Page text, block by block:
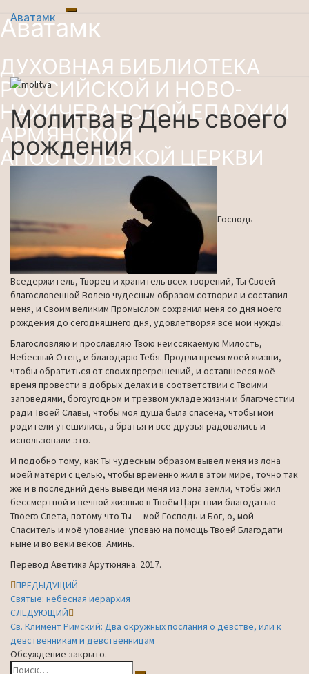
Перейти
к
Toggle
navigation
Аватамк
Аватамк
ДУХОВНАЯ БИБЛИОТЕКА
РОССИЙСКОЙ И НОВО-
НАХИЧЕВАНСКОЙ ЕПАРХИИ
АРМЯНСКОЙ
АПОСТОЛЬСКОЙ ЦЕРКВИ
Молитва
День
своего
рождения
Молитва в День своего
рождения
Господь
Вседержитель, Творец и хранитель всех творений, Ты Своей
благословенной Волею чудесным образом сотворил и составил
меня, и Своим великим Промыслом сохранил меня со дня моего
рождения до сегодняшнего дня, удовлетворяя все мои нужды.
Благословляю и прославляю Твою неиссякаемую Милость,
Небесный Отец, и благодарю Тебя. Продли время моей жизни,
чтобы обратиться от своих прегрешений, и оставшееся моё
время провести в добрых делах и в соответствии с Твоими
заповедями, богоугодном и трезвом укладе жизни и благочестии
ради Твоей Славы, чтобы моя душа была спасена, чтобы мои
родители утешились, а братья и все друзья радовались и
использовали это.
И подобно тому, как Ты чудесным образом вывел меня из лона
моей матери с целью, чтобы временно жил в этом мире, точно так
же и в последний день выведи меня из лона земли, чтобы жил
бессмертной и вечной жизнью в Твоём Царствии благодатью
Твоего Света, потому что Ты — мой Господь и Бог, о, мой
Спаситель и моё упование: уповаю на помощь Твоей Благодати
ныне и во веки веков. Аминь.
Перевод Аветика Арутюняна. 2017.
Навигация
по
записям
ПРЕДЫДУЩИЙ
Святые: небесная иерархия
СЛЕДУЮЩИЙ
Св. Климент Римский: Два окружных послания о девстве, или к
девственникам и девственницам
Обсуждение закрыто.
Найти: